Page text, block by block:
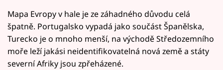
Mapa Evropy v hale je ze záhadného důvodu celá
špatně. Portugalsko vypadá jako součást Španělska,
Turecko je o mnoho menší, na východě Středozemního
moře leží jakási neidentifikovatelná nová země a státy
severní Afriky jsou zpřeházené.